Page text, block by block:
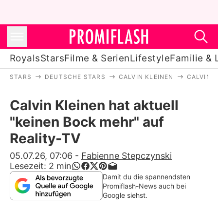
RoyalsStarsFilme & SerienLifestyleFamilie &
Stars
Filme & Serien
Lifestyle
Familie & Liebe
Promiflash Exklusiv
STARS DEUTSCHE STARS CALVIN KLEINEN CALVIN
Calvin Kleinen hat aktuell
"keinen Bock mehr" auf
Reality-TV
05.07.26, 07:06 - Fabienne Stepczynski
Lesezeit: 2 min
Damit du die spannendsten
Promiflash-News auch bei
Google siehst.